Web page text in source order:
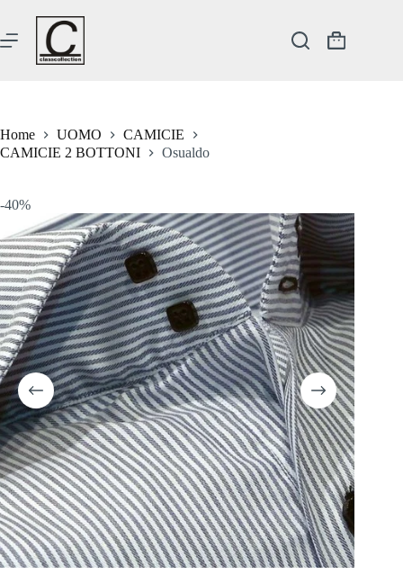
contenuto
Carrello
Home UOMO
CAMICIE
CAMICIE 2 BOTTONI
Osualdo
-40%